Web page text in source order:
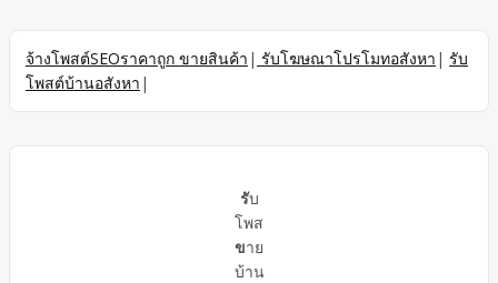
จ้างโพสต์SEOราคาถูก ขายสินค้า | รับโฆษณาโปรโมทอสังหา | รับ
โพสต์บ้านอสังหา |
รับ
โพส
ขาย
บ้าน